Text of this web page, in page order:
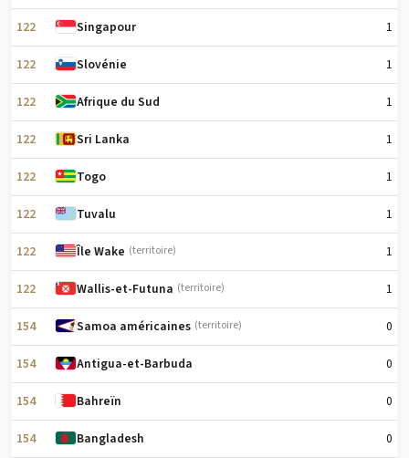
122 Singapour 1
122 Slovénie 1
122 Afrique du Sud 1
122 Sri Lanka 1
122 Togo 1
122 Tuvalu 1
122 Île Wake (territoire) 1
122 Wallis-et-Futuna (territoire) 1
154 Samoa américaines (territoire) 0
154 Antigua-et-Barbuda 0
154 Bahreïn 0
154 Bangladesh 0